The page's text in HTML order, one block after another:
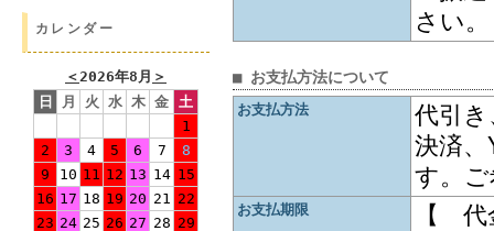
カレンダー
＜2026年8月 ＞
日
月 火 水 木 金 土
1
2
3 4 5 6 7
8
9
10 11 12 13 14 15
16 17 18 19 20 21 22
23 24 25 26 27 28 29
さい。
■ お支払方法について
お支払方法
代引
決済
す。
お支払期限
【